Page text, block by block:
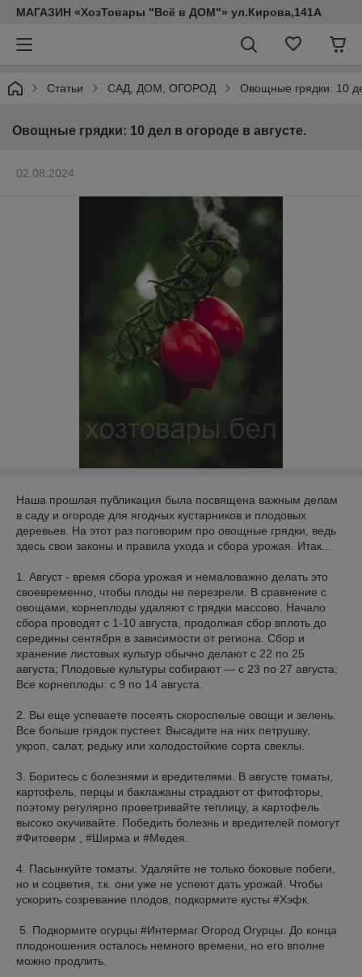
МАГАЗИН «ХозТовары "Всё в ДОМ"» ул.Кирова,141А
Статьи САД, ДОМ, ОГОРОД Овощные грядки: 10
Овощные грядки: 10 дел в огороде в августе.
02.08.2024
Наша прошлая публикация была посвящена важным делам
в саду и огороде для ягодных кустарников и плодовых
деревьев. На этот раз поговорим про овощные грядки, ведь
здесь свои законы и правила ухода и сбора урожая. Итак...
1. Август - время сбора урожая и немаловажно делать это
своевременно, чтобы плоды не перезрели. В сравнение с
овощами, корнеплоды удаляют с грядки массово. Начало
сбора проводят с 1-10 августа, продолжая сбор вплоть до
середины сентября в зависимости от региона. Сбор и
хранение листовых культур обычно делают с 22 по 25
августа; Плодовые культуры собирают — с 23 по 27 августа;
Все корнеплоды: с 9 по 14 августа.
2. Вы еще успеваете посеять скороспелые овощи и зелень.
Все больше грядок пустеет. Высадите на них петрушку,
укроп, салат, редьку или холодостойкие сорта свеклы.
3. Боритесь с болезнями и вредителями. В августе томаты,
картофель, перцы и баклажаны страдают от фитофторы,
поэтому регулярно проветривайте теплицу, а картофель
высоко окучивайте. Победить болезнь и вредителей помогут
#Фитоверм , #Ширма и #Медея.
4. Пасынкуйте томаты. Удаляйте не только боковые побеги,
но и соцветия, т.к. они уже не успеют дать урожай. Чтобы
ускорить созревание плодов, подкормите кусты #Хэфк.
5. Подкормите огурцы #Интермаг Огород Огурцы. До конца
плодоношения осталось немного времени, но его вполне
можно продлить.